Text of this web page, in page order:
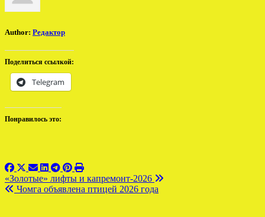
Author: Редактор
Поделиться ссылкой:
Telegram
Понравилось это:
Навигация
по
«Золотые» лифты и капремонт-2026
Чомга объявлена птицей 2026 года